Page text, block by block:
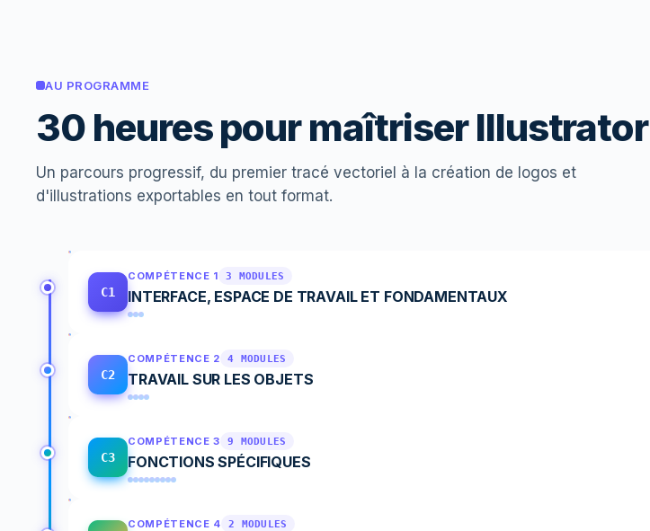
AU PROGRAMME
30 heures pour maîtriser Illustrator
Un parcours progressif, du premier tracé vectoriel à la création de logos et
d'illustrations exportables en tout format.
C1
COMPÉTENCE 1 3 MODULES
INTERFACE, ESPACE DE TRAVAIL ET FONDAMENTAUX
C2
COMPÉTENCE 2 4 MODULES
TRAVAIL SUR LES OBJETS
C3
COMPÉTENCE 3 9 MODULES
FONCTIONS SPÉCIFIQUES
COMPÉTENCE 4 2 MODULES